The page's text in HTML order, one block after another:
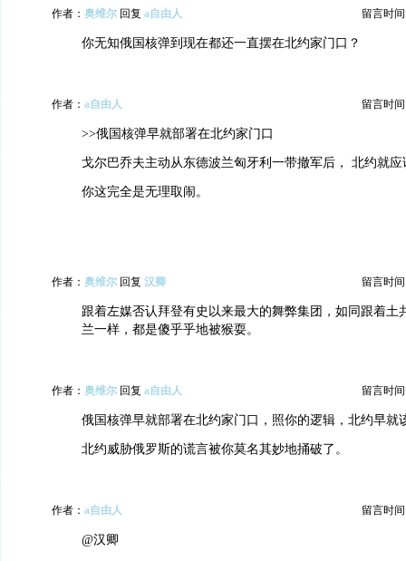
作者： 奥维尔 回复 a自由人 留言时间
你无知俄国核弹到现在都还一直摆在北约家门口？
作者： a自由人 留言时间
>>俄国核弹早就部署在北约家门口
戈尔巴乔夫主动从东德波兰匈牙利一带撤军后， 北约就应
你这完全是无理取闹。
作者： 奥维尔 回复 汉卿 留言时间
跟着左媒否认拜登有史以来最大的舞弊集团，如同跟着土
兰一样，都是傻乎乎地被猴耍。
作者： 奥维尔 回复 a自由人 留言时间
俄国核弹早就部署在北约家门口，照你的逻辑，北约早就
北约威胁俄罗斯的谎言被你莫名其妙地捅破了。
作者： a自由人 留言时间
@汉卿